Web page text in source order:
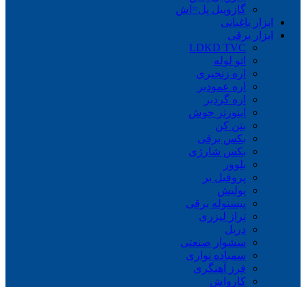
گازوییل پل=اش
ابزار باغبانی
ابزار برقی
LDKD TVC
اتو لوله
اره زنجیری
اره عمودبر
اره گردبر
اینورتر جوش
بتن کن
بکس برقی
بکس شارژی
بلوور
پروفیل بر
پولیش
پیستوله برقی
تراز لیزری
دریل
سشوار صنعتی
سمباده نواری
فرز آهنگری
کارواش